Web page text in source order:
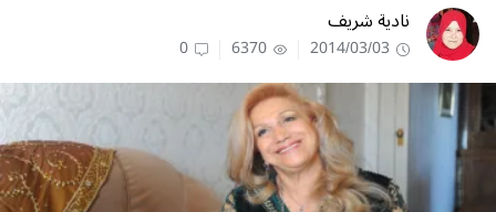
نادية شريف
2014/03/03
6370
0